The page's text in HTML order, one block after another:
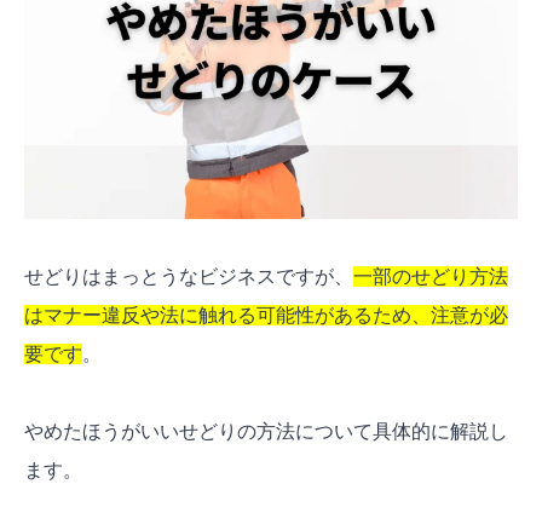
せどりはまっとうなビジネスですが、 一部のせどり方法
はマナー違反や法に触れる可能性があるため、注意が必
要です。
やめたほうがいいせどりの方法について具体的に解説し
ます。